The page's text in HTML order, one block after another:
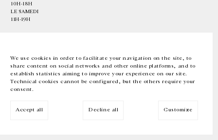
We use cookies in order to facilitate your navigation on the site, to
share content on social networks and other online platforms, and to
establish statistics aiming to improve your experience on our site.
Technical cookies cannot be configured, but the others require your
consent.
Accept all Decline all Customize
10H-18H
LE SAMEDI
11H-19H
EN FR 中文 Facebook Instagram
Inscrivez-vous à notre newsletter